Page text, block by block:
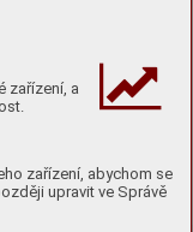
zařízení, a
zařízení, abychom se
upravit ve Správě